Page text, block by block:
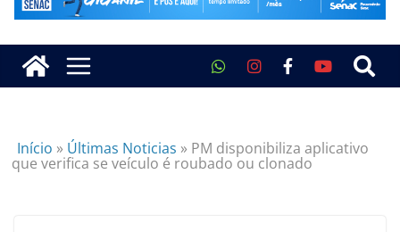
Início » Últimas Noticias » PM disponibiliza aplicativo
que verifica se veículo é roubado ou clonado